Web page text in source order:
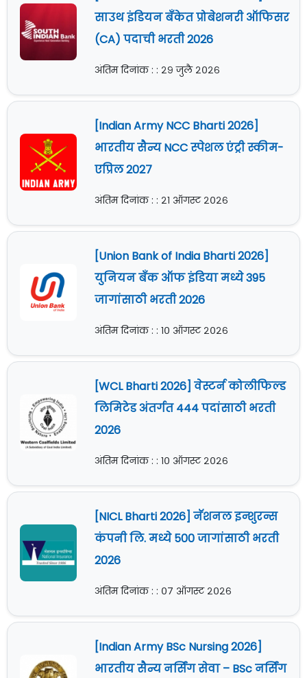
साउथ इंडियन बँकेत प्रोबेशनरी ऑफिसर
(CA) पदाची भरती 2026
अंतिम दिनांक : : २९ जुलै २०२६
[Indian Army NCC Bharti 2026]
भारतीय सैन्य NCC स्पेशल एंट्री स्कीम-
एप्रिल 2027
अंतिम दिनांक : : २१ ऑगस्ट २०२६
[Union Bank of India Bharti 2026]
युनियन बँक ऑफ इंडिया मध्ये 395
जागांसाठी भरती 2026
अंतिम दिनांक : : १० ऑगस्ट २०२६
[WCL Bharti 2026] वेस्टर्न कोलीफिल्ड
लिमिटेड अंतर्गत 444 पदांसाठी भरती
2026
अंतिम दिनांक : : १० ऑगस्ट २०२६
[NICL Bharti 2026] नॅशनल इन्शुरन्स
कंपनी लि. मध्ये 500 जागांसाठी भरती
2026
अंतिम दिनांक : : ०७ ऑगस्ट २०२६
[Indian Army BSc Nursing 2026]
भारतीय सैन्य नर्सिंग सेवा – BSc नर्सिंग